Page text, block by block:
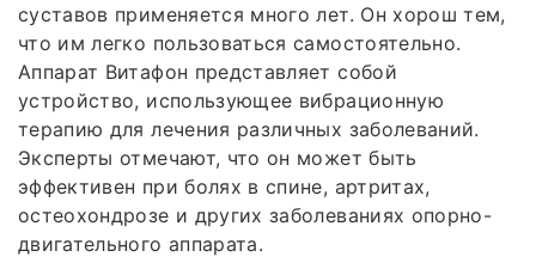
суставов применяется много лет. Он хорош тем,
что им легко пользоваться самостоятельно.
Аппарат Витафон представляет собой
устройство, использующее вибрационную
терапию для лечения различных заболеваний.
Эксперты отмечают, что он может быть
эффективен при болях в спине, артритах,
остеохондрозе и других заболеваниях опорно-
двигательного аппарата.